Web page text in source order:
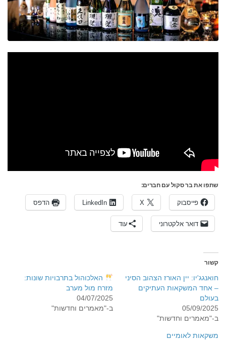
שתפו את בר סקול עם חברים:
פייסבוק X
LinkedIn הדפס
דואר אלקטרוני עוד
קשור
חואנגג'יו: יין האורז הצהוב הסיני
– אחד המשקאות העתיקים
בעולם
05/09/2025
ב-"מאמרים וחדשות"
האלכוהול בתרבויות שונות:
מזרח מול מערב
04/07/2025
ב-"מאמרים וחדשות"
משקאות לאומיים